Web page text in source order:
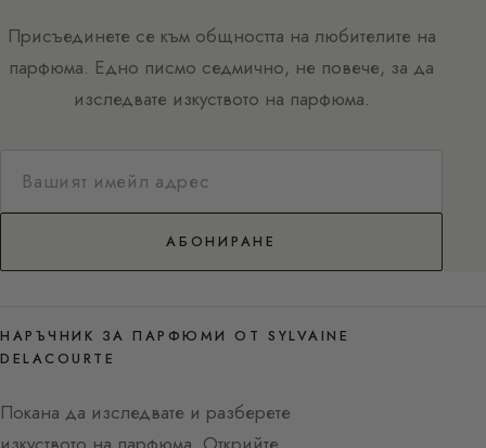
Присъединете се към общността на любителите на
парфюма. Едно писмо седмично, не повече, за да
изследвате изкуството на парфюма.
АБОНИРАНЕ
НАРЪЧНИК ЗА ПАРФЮМИ ОТ SYLVAINE
DELACOURTE
Покана да изследвате и разберете